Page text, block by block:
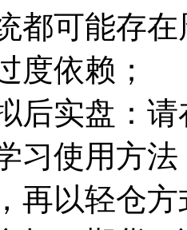
都可能存
度依赖；
后实盘：
习使用方
再以轻仓